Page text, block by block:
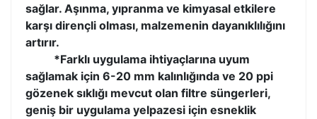
sağlar. Aşınma, yıpranma ve kimyasal etkilere
karşı dirençli olması, malzemenin dayanıklılığını
artırır.
*Farklı uygulama ihtiyaçlarına uyum
sağlamak için 6-20 mm kalınlığında ve 20 ppi
gözenek sıklığı mevcut olan filtre süngerleri,
geniş bir uygulama yelpazesi için esneklik